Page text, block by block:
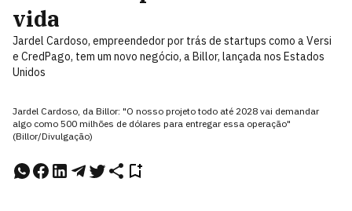
vida
Jardel Cardoso, empreendedor por trás de startups como a Versi
e CredPago, tem um novo negócio, a Billor, lançada nos Estados
Unidos
Jardel Cardoso, da Billor: "O nosso projeto todo até 2028 vai demandar
algo como 500 milhões de dólares para entregar essa operação"
(Billor/Divulgação)